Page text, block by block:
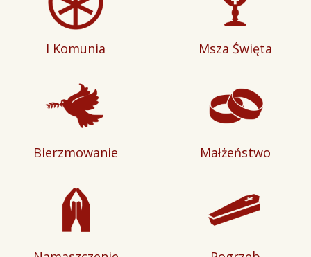
I Komunia Msza Święta
Bierzmowanie Małżeństwo